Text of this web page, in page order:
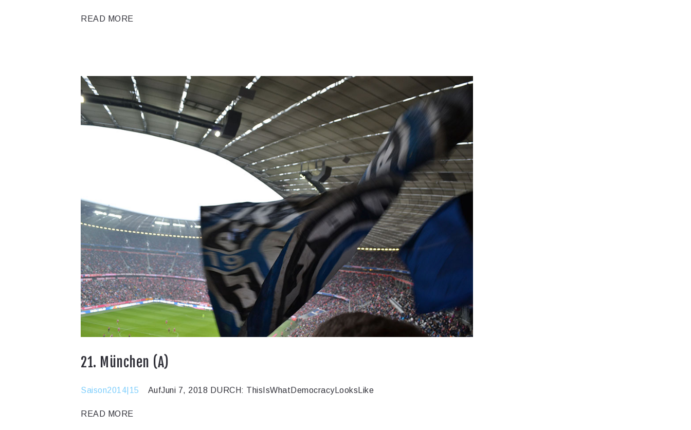
READ MORE
21. München (A)
Saison2014|15 AufJuni 7, 2018 DURCH: ThisIsWhatDemocracyLooksLike
READ MORE